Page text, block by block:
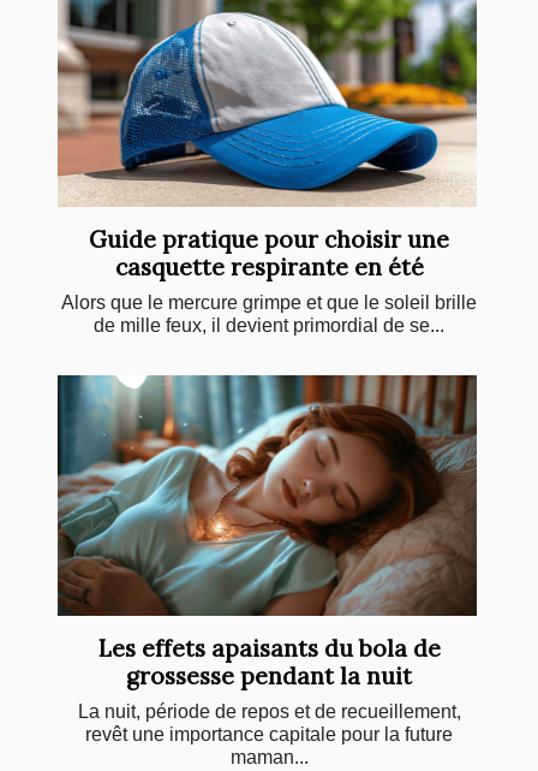
Guide pratique pour choisir une
casquette respirante en été
Alors que le mercure grimpe et que le soleil brille
de mille feux, il devient primordial de se...
Les effets apaisants du bola de
grossesse pendant la nuit
La nuit, période de repos et de recueillement,
revêt une importance capitale pour la future
maman...